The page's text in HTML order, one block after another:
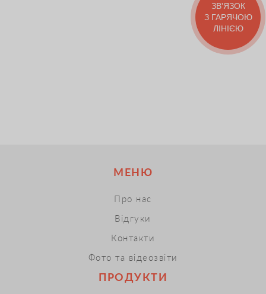
МЕНЮ
Про нас
Відгуки
Контакти
Фото та відеозвіти
ПРОДУКТИ
ЗВ'ЯЗОК
З ГАРЯЧОЮ
ЛІНІЄЮ